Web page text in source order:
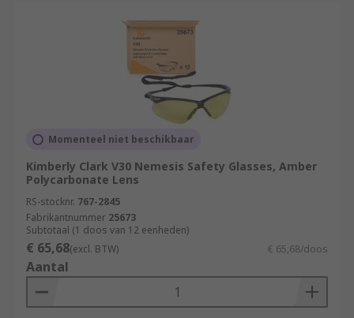
Momenteel niet beschikbaar
Kimberly Clark V30 Nemesis Safety Glasses, Amber
Polycarbonate Lens
RS-stocknr. 767-2845
Fabrikantnummer 25673
Subtotaal (1 doos van 12 eenheden)
€ 65,68(excl. BTW) € 65,68/doos
Aantal